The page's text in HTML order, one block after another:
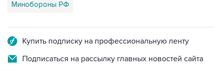
Минобороны РФ
Купить подписку на профессиональную ленту
Подписаться на рассылку главных новостей сайта